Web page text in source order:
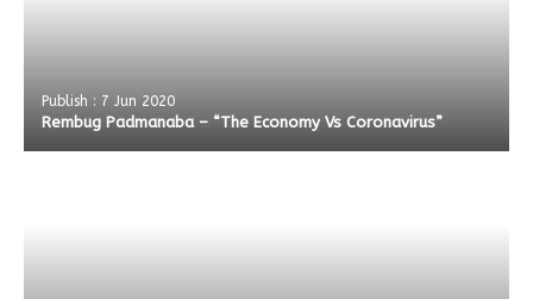
Publish : 7 Jun 2020
Rembug Padmanaba – “The Economy Vs Coronavirus”